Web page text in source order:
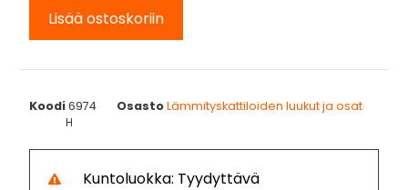
Lisää ostoskoriin
Koodi6974 OsastoLämmityskattiloiden luukut ja osat
H
Kuntoluokka: Tyydyttävä